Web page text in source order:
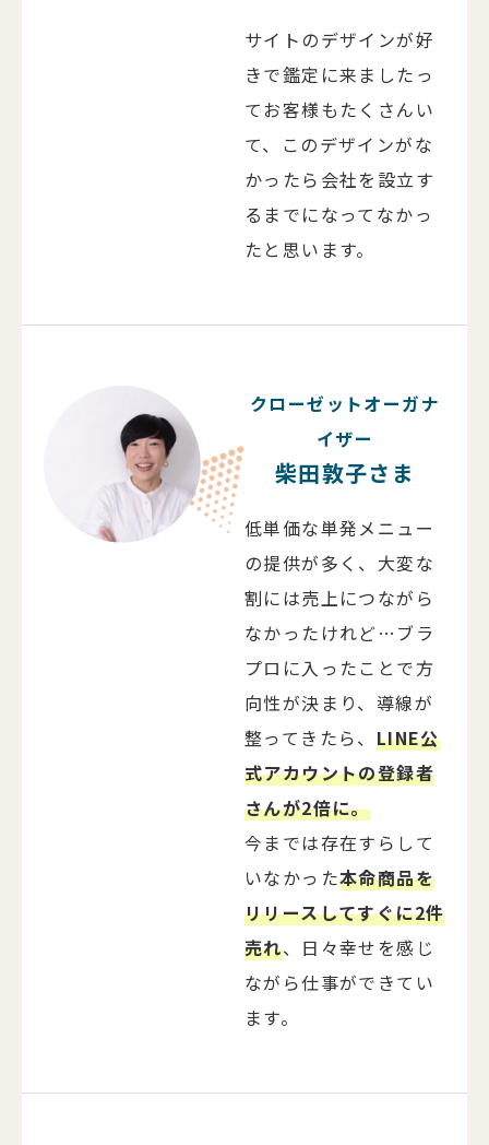
サイトのデザインが好
きで鑑定に来ましたっ
てお客様もたくさんい
て、このデザインがな
かったら会社を設立す
るまでになってなかっ
たと思います。
クローゼットオーガナ
イザー
柴田敦子さま
低単価な単発メニュー
の提供が多く、大変な
割には売上につながら
なかったけれど… ブラ
プロに入ったことで方
向性が決まり、導線が
整ってきたら、 LINE公
式アカウントの登録者
さんが2倍に。
今までは存在すらして
いなかった本命商品を
リリースしてすぐに2件
売れ、日々幸せを感じ
ながら仕事ができてい
ます。